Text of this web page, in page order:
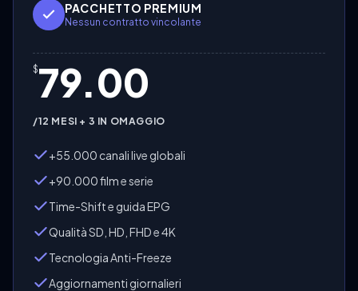
PACCHETTO PREMIUM
Nessun contratto vincolante
$79.00
/12 MESI + 3 IN OMAGGIO
+55.000 canali live globali
+90.000 film e serie
Time-Shift e guida EPG
Qualità SD, HD, FHD e 4K
Tecnologia Anti-Freeze
Aggiornamenti giornalieri